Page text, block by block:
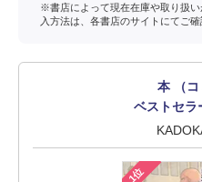
※書店によって現在在庫や取り扱
入方法は、各書店のサイトにてご確
本 （コ
ベストセラ
1位